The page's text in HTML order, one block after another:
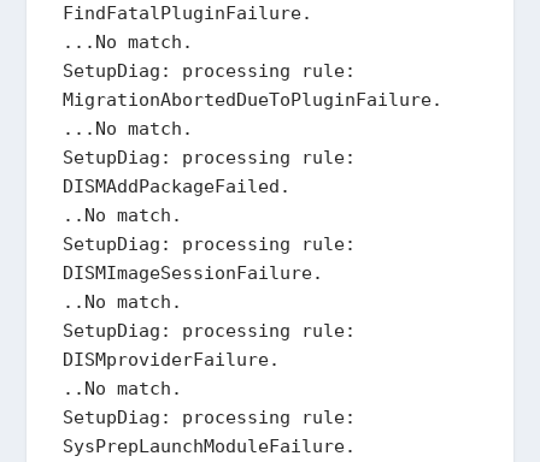
FindFatalPluginFailure.
...No match.
SetupDiag: processing rule:
MigrationAbortedDueToPluginFailure.
...No match.
SetupDiag: processing rule:
DISMAddPackageFailed.
..No match.
SetupDiag: processing rule:
DISMImageSessionFailure.
..No match.
SetupDiag: processing rule:
DISMproviderFailure.
..No match.
SetupDiag: processing rule:
SysPrepLaunchModuleFailure.